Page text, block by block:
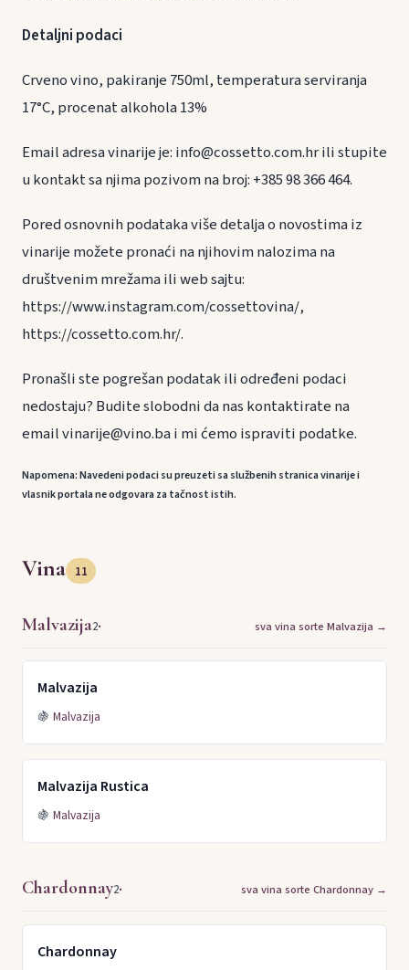
Detaljni podaci
Crveno vino, pakiranje 750ml, temperatura serviranja
17°C, procenat alkohola 13%
Email adresa vinarije je: info@cossetto.com.hr ili stupite
u kontakt sa njima pozivom na broj: +385 98 366 464.
Pored osnovnih podataka više detalja o novostima iz
vinarije možete pronaći na njihovim nalozima na
društvenim mrežama ili web sajtu:
https://www.instagram.com/cossettovina/,
https://cossetto.com.hr/.
Pronašli ste pogrešan podatak ili određeni podaci
nedostaju? Budite slobodni da nas kontaktirate na
email vinarije@vino.ba i mi ćemo ispraviti podatke.
Napomena: Navedeni podaci su preuzeti sa službenih stranica vinarije i
vlasnik portala ne odgovara za tačnost istih.
Vina 11
Malvazija2· sva vina sorte Malvazija →
Malvazija
🍇 Malvazija
Malvazija Rustica
🍇 Malvazija
Chardonnay2· sva vina sorte Chardonnay →
Chardonnay